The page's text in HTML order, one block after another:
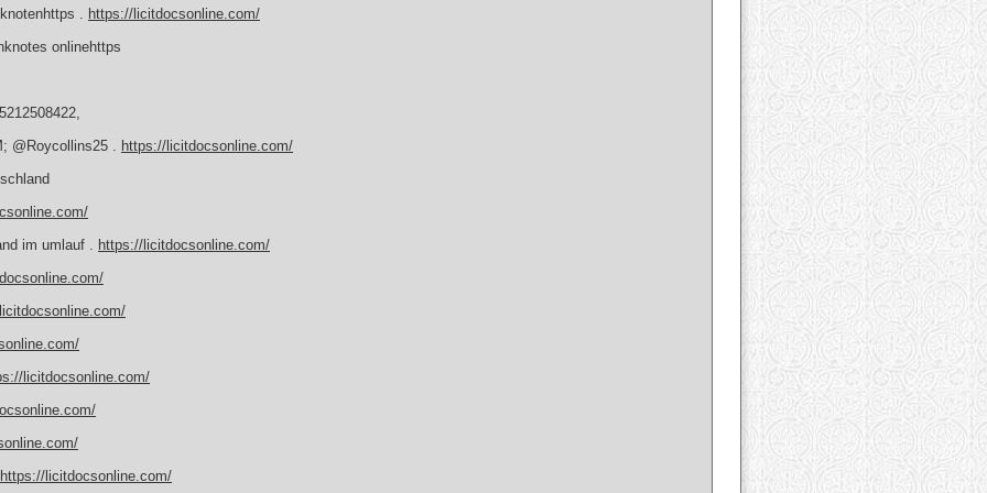
. https://licitdocsonline.com/
onlinehttps
@Roycollins25 . https://licitdocsonline.com/
im umlauf . https://licitdocsonline.com/
licitdocsonline.com/
https://licitdocsonline.com/